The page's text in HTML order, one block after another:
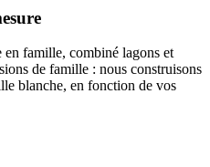
famille, combiné lagons et
de famille : nous construisons
blanche, en fonction de vos